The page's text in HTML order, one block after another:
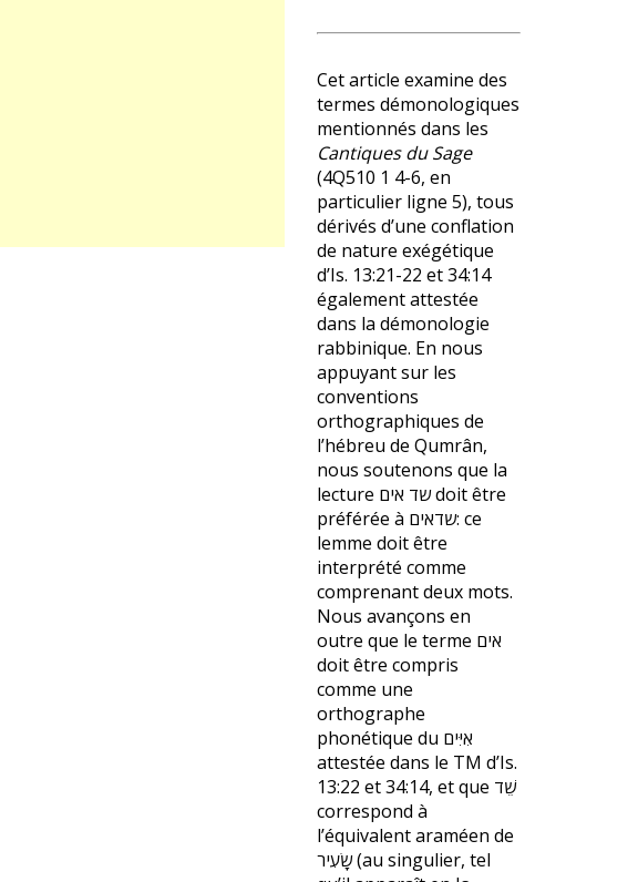
Cet article examine des
termes démonologiques
mentionnés dans les
Cantiques du Sage
(4Q510 1 4-6, en
particulier ligne 5), tous
dérivés d’une conflation
de nature exégétique
d’Is. 13:21-22 et 34:14
également attestée
dans la démonologie
rabbinique. En nous
appuyant sur les
conventions
orthographiques de
l’hébreu de Qumrân,
nous soutenons que la
lecture שד אים doit être
préférée à שדאים: ce
lemme doit être
interprété comme
comprenant deux mots.
Nous avançons en
outre que le terme אים
doit être compris
comme une
orthographe
phonétique du אִיִּים
attestée dans le TM d’Is.
13:22 et 34:14, et que שֵׁד
correspond à
l’équivalent araméen de
שָׂעִיר (au singulier, tel